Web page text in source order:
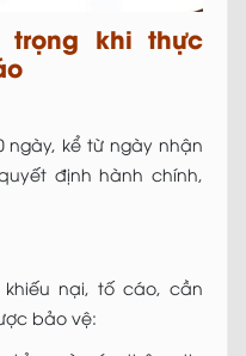
trọng khi thực
ngày, kể từ ngày nhận
định hành chính,
nại, tố cáo, cần
bảo vệ: